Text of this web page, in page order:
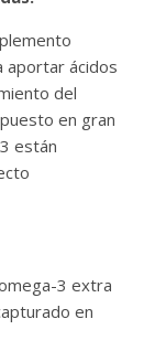
aportar ácidos
del
en gran
están
3 extra
en